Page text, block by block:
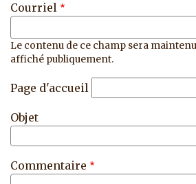
Courriel
Le contenu de ce champ sera
affiché publiquement.
Page d'accueil
Objet
Commentaire